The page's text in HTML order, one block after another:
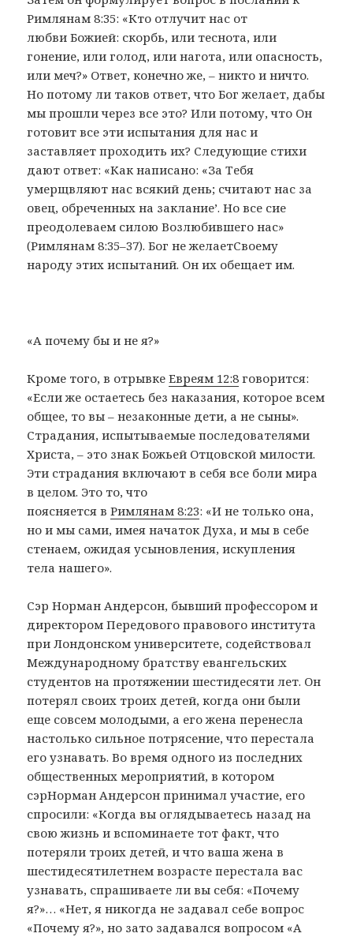
Римлянам 8:35: «Кто отлучит нас от
любви Божией: скорбь, или теснота, или
гонение, или голод, или нагота, или опасность,
или меч?» Ответ, конечно же, – никто и ничто.
Но потому ли таков ответ, что Бог желает, дабы
мы прошли через все это? Или потому, что Он
готовит все эти испытания для нас и
заставляет проходить их? Следующие стихи
дают ответ: «Как написано: «За Тебя
умерщвляют нас всякий день; считают нас за
овец, обреченных на заклание’. Но все сие
преодолеваем силою Возлюбившего нас»
(Римлянам 8:35–37). Бог не желаетСвоему
народу этих испытаний. Он их обещает им.
«А почему бы и не я?»
Кроме того, в отрывкеЕвреям 12:8 говорится:
«Если же остаетесь без наказания, которое всем
общее, то вы – незаконные дети, а не сыны».
Страдания, испытываемые последователями
Христа, – это знак Божьей Отцовской милости.
Эти страдания включают в себя все боли мира
в целом. Это то, что
поясняется вРимлянам 8:23: «И не только она,
но и мы сами, имея начаток Духа, и мы в себе
стенаем, ожидая усыновления, искупления
тела нашего».
Сэр Норман Андерсон, бывший профессором и
директором Передового правового института
при Лондонском университете, содействовал
Международному братству евангельских
студентов на протяжении шестидесяти лет. Он
потерял своих троих детей, когда они были
еще совсем молодыми, а его жена перенесла
настолько сильное потрясение, что перестала
его узнавать. Во время одного из последних
общественных мероприятий, в котором
сэрНорман Андерсон принимал участие, его
спросили: «Когда вы оглядываетесь назад на
свою жизнь и вспоминаете тот факт, что
потеряли троих детей, и что ваша жена в
шестидесятилетнем возрасте перестала вас
узнавать, спрашиваете ли вы себя: «Почему
я?»… «Нет, я никогда не задавал себе вопрос
«Почему я?», но зато задавался вопросом «А